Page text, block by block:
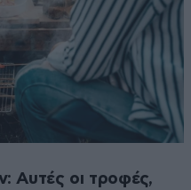
Αυτές οι τροφές,